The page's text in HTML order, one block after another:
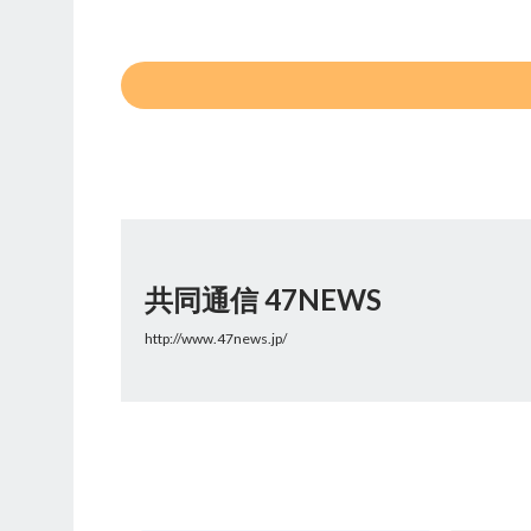
共同通信 47NEWS
http://www.47news.jp/